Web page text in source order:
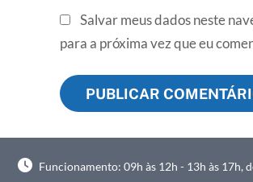
Salvar meus dados neste
para a próxima vez que eu
Funcionamento: 09h às 12h - 13h às 17h,